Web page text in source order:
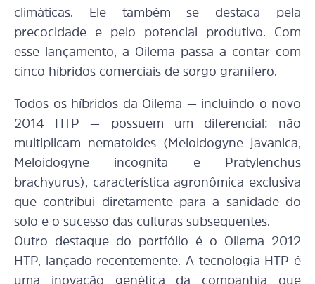
climáticas. Ele também se destaca pela
precocidade e pelo potencial produtivo. Com
esse lançamento, a Oilema passa a contar com
cinco híbridos comerciais de sorgo granífero.
Todos os híbridos da Oilema — incluindo o novo
2014 HTP — possuem um diferencial: não
multiplicam nematoides (Meloidogyne javanica,
Meloidogyne incognita e Pratylenchus
brachyurus), característica agronômica exclusiva
que contribui diretamente para a sanidade do
solo e o sucesso das culturas subsequentes.
Outro destaque do portfólio é o Oilema 2012
HTP, lançado recentemente. A tecnologia HTP é
uma inovação genética da companhia que